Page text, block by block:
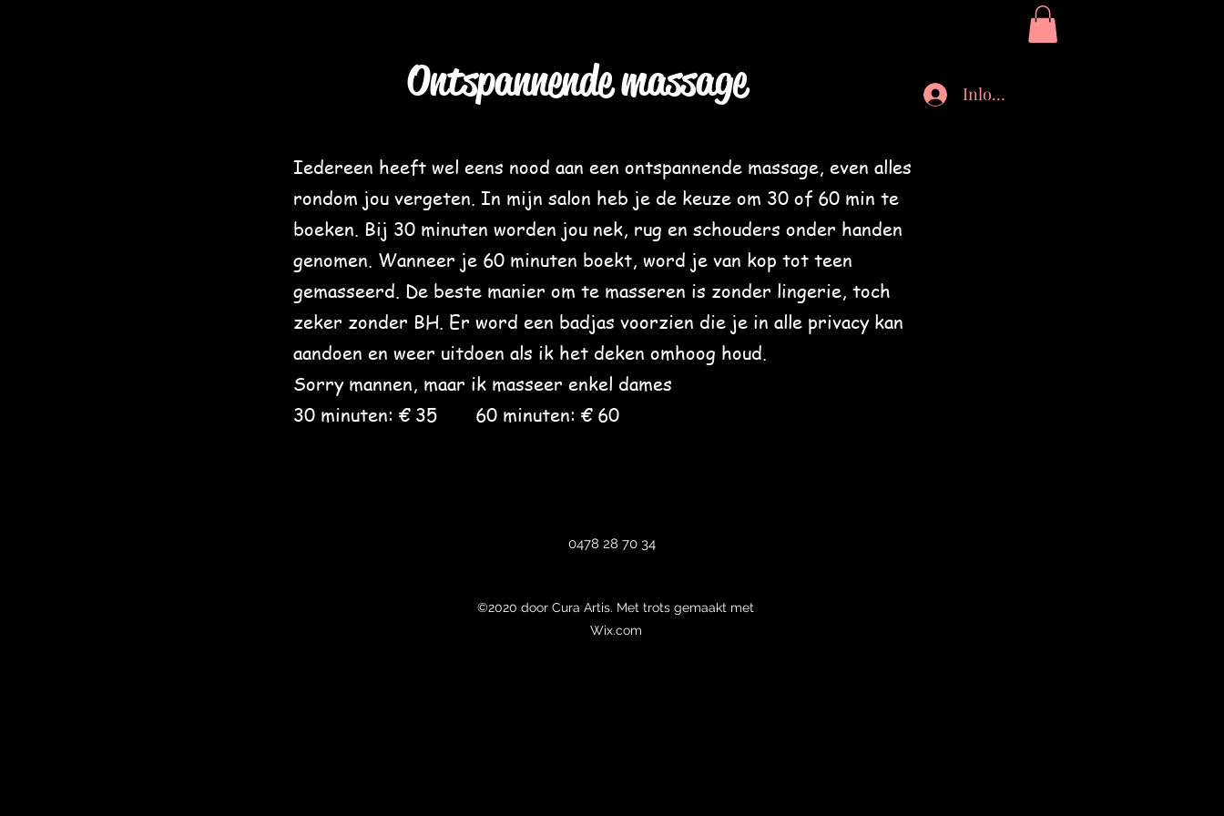
Inloggen
Ontspannende massage
Iedereen heeft wel eens nood aan een ontspannende massage, even alles
rondom jou vergeten. In mijn salon heb je de keuze om 30 of 60 min te
boeken. Bij 30 minuten worden jou nek, rug en schouders onder handen
genomen. Wanneer je 60 minuten boekt, word je van kop tot teen
gemasseerd. De beste manier om te masseren is zonder lingerie, toch
zeker zonder BH. Er word een badjas voorzien die je in alle privacy kan
aandoen en weer uitdoen als ik het deken omhoog houd.
Sorry mannen, maar ik masseer enkel dames
30 minuten: € 35 60 minuten: € 60
0478 28 70 34
©2020 door Cura Artis. Met trots gemaakt met
Wix.com